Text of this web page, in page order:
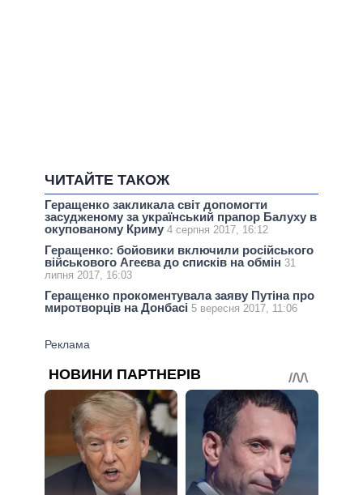
ЧИТАЙТЕ ТАКОЖ
Геращенко закликала світ допомогти
засудженому за український прапор Балуху в
окупованому Криму 4 серпня 2017, 16:12
Геращенко: бойовики включили російського
військового Агеєва до списків на обмін 31
липня 2017, 16:03
Геращенко прокоментувала заяву Путіна про
миротворців на Донбасі 5 вересня 2017, 11:06